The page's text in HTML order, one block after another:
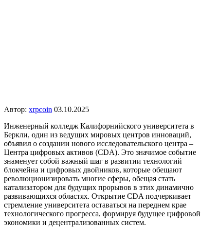
Автор: xrpcoin 03.10.2025
Инженерный колледж Калифорнийского университета в
Беркли, один из ведущих мировых центров инноваций,
объявил о создании нового исследовательского центра –
Центра цифровых активов (CDA). Это значимое событие
знаменует собой важный шаг в развитии технологий
блокчейна и цифровых двойников, которые обещают
революционизировать многие сферы, обещая стать
катализатором для будущих прорывов в этих динамично
развивающихся областях. Открытие CDA подчеркивает
стремление университета оставаться на переднем крае
технологического прогресса, формируя будущее цифровой
экономики и децентрализованных систем.